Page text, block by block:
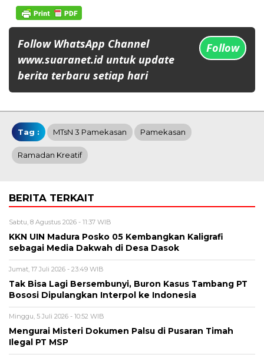
Follow WhatsApp Channel
www.suaranet.id untuk update
berita terbaru setiap hari
Follow
Tag : MTsN 3 Pamekasan Pamekasan
Ramadan Kreatif
BERITA TERKAIT
Sabtu, 8 Agustus 2026 - 11:37 WIB
KKN UIN Madura Posko 05 Kembangkan Kaligrafi
sebagai Media Dakwah di Desa Dasok
Jumat, 17 Juli 2026 - 23:49 WIB
Tak Bisa Lagi Bersembunyi, Buron Kasus Tambang PT
Bososi Dipulangkan Interpol ke Indonesia
Minggu, 5 Juli 2026 - 10:52 WIB
Mengurai Misteri Dokumen Palsu di Pusaran Timah
Ilegal PT MSP